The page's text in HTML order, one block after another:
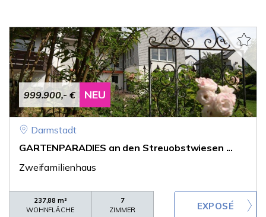
999.900,- € NEU
Darmstadt
GARTENPARADIES an den Streuobstwiesen ...
Zweifamilienhaus
237,88 m²
WOHNFLÄCHE
7
ZIMMER